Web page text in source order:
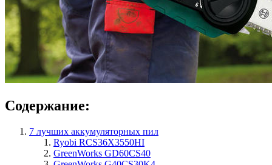
Содержание:
7 лучших аккумуляторных пил
Ryobi RCS36X3550HI
GreenWorks GD60CS40